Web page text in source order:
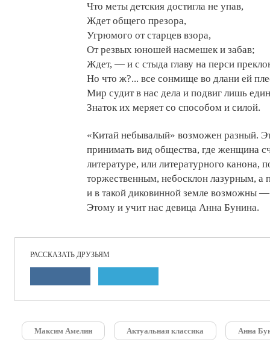
Что меты детския достигла не упав,
Ждет общего презора,
Угрюмого от старцев взора,
От резвых юношей насмешек и забав;
Ждет, — и с стыда главу на перси
Но что ж?... все сонмище во длани ей
Мир судит в нас дела и подвиг лишь
Знаток их меряет со способом и силой.
«Китай небывалый» возможен разный.
принимать вид общества, где женщина
литературе, или литературного канона,
торжественным, небосклон лазурным,
и в такой диковинной земле возможны
Этому и учит нас девица Анна Бунина.
РАССКАЗАТЬ ДРУЗЬЯМ
Максим Амелин Актуальная классика Анна